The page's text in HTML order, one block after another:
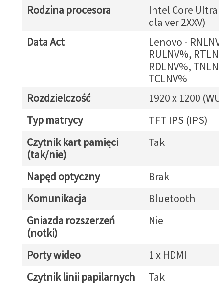
Rodzina procesora
Intel Core
dla ver 2XXV)
Data Act
Lenovo -
RULNV%,
RDLNV%,
TCLNV%
Rozdzielczość
1920 x 1200
Typ matrycy
TFT IPS (IPS)
Czytnik kart pamięci
(tak/nie)
Tak
Napęd optyczny
Brak
Komunikacja
Bluetooth
Gniazda rozszerzeń
(notki)
Nie
Porty wideo
1 x HDMI
Czytnik linii papilarnych
Tak